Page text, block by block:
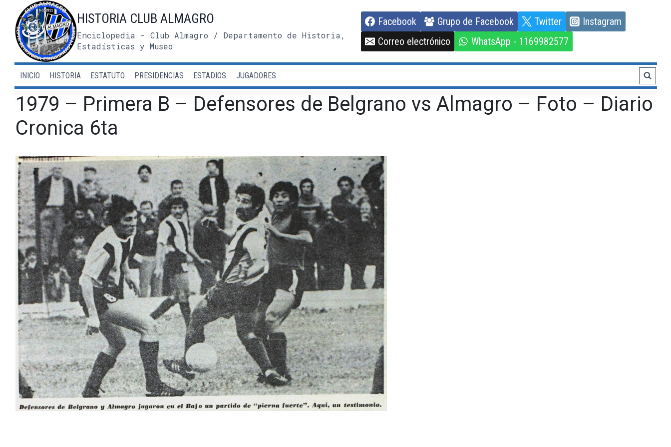
contenido
HISTORIA CLUB ALMAGRO
Enciclopedia - Club Almagro / Departamento de Historia,
Estadísticas y Museo
Facebook Grupo de Facebook Twitter
Instagram
Correo electrónico
WhatsApp - 1169982577
INICIO HISTORIA ESTATUTO PRESIDENCIAS ESTADIOS JUGADORES
1979 – Primera B – Defensores de Belgrano vs Almagro – Foto – Diario
Cronica 6ta